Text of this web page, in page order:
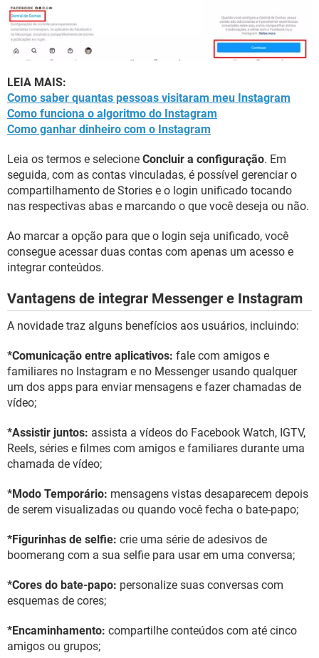
LEIA MAIS:
Como saber quantas pessoas visitaram meu Instagram
Como funciona o algoritmo do Instagram
Como ganhar dinheiro com o Instagram
Leia os termos e selecione Concluir a configuração. Em
seguida, com as contas vinculadas, é possível gerenciar o
compartilhamento de Stories e o login unificado tocando
nas respectivas abas e marcando o que você deseja ou não.
Ao marcar a opção para que o login seja unificado, você
consegue acessar duas contas com apenas um acesso e
integrar conteúdos.
Vantagens de integrar Messenger e Instagram
A novidade traz alguns benefícios aos usuários, incluindo:
*Comunicação entre aplicativos: fale com amigos e
familiares no Instagram e no Messenger usando qualquer
um dos apps para enviar mensagens e fazer chamadas de
vídeo;
*Assistir juntos: assista a vídeos do Facebook Watch, IGTV,
Reels, séries e filmes com amigos e familiares durante uma
chamada de vídeo;
*Modo Temporário: mensagens vistas desaparecem depois
de serem visualizadas ou quando você fecha o bate-papo;
*Figurinhas de selfie: crie uma série de adesivos de
boomerang com a sua selfie para usar em uma conversa;
*Cores do bate-papo: personalize suas conversas com
esquemas de cores;
*Encaminhamento: compartilhe conteúdos com até cinco
amigos ou grupos;